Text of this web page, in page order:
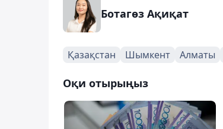
Ботагөз Ақиқат
Қазақстан Шымкент Алматы
Оқи отырыңыз